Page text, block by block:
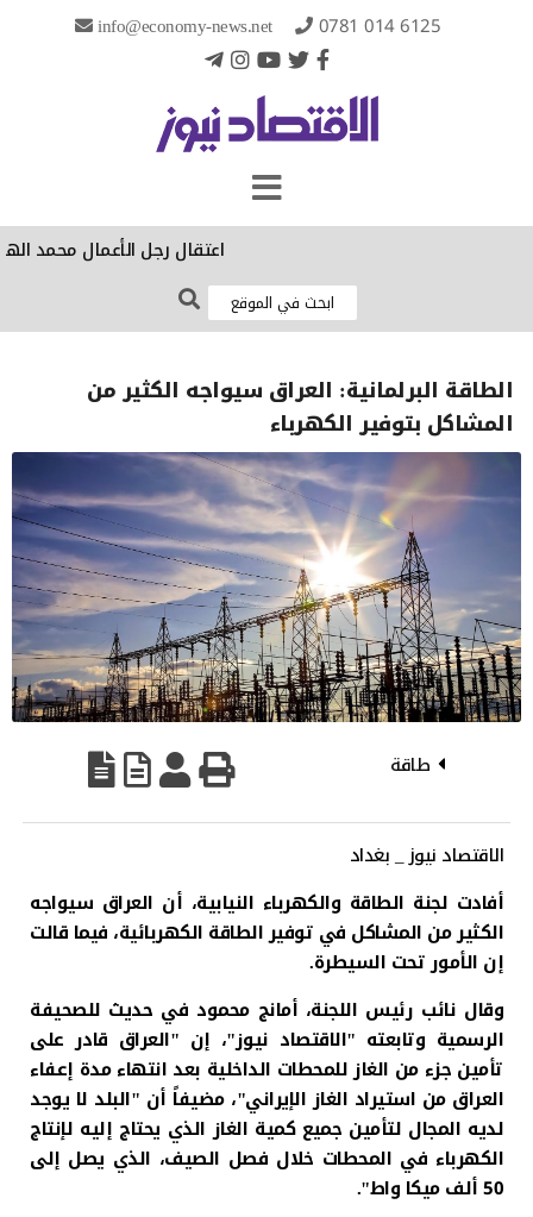
info@economy-news.net 0781 014 6125
‏اعتقال رجل الأعمال محمد
الطاقة البرلمانية: العراق سيواجه الكثير من
المشاكل بتوفير الكهرباء
طاقة
الاقتصاد نيوز _ بغداد
أفادت لجنة الطاقة والكهرباء النيابية، أن العراق سيواجه
الكثير من المشاكل في توفير الطاقة الكهربائية، فيما قالت
إن الأمور تحت السيطرة.
وقال نائب رئيس اللجنة، أمانج محمود في حديث للصحيفة
الرسمية وتابعته "الاقتصاد نيوز"، إن "العراق قادر على
تأمين جزء من الغاز للمحطات الداخلية بعد انتهاء مدة إعفاء
العراق من استيراد الغاز الإيراني"، مضيفاً أن "البلد لا يوجد
لديه المجال لتأمين جميع كمية الغاز الذي يحتاج إليه لإنتاج
الكهرباء في المحطات خلال فصل الصيف، الذي يصل إلى
50 ألف ميكا واط".